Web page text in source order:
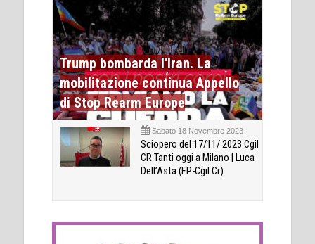
Trump bombarda l'Iran. La
mobilitazione continua Appello
di Stop Rearm Europe
Sabato 18 Novembre 2023
Sciopero del 17/11/ 2023 Cgil
CR Tanti oggi a Milano | Luca
Dell’Asta (FP-Cgil Cr)